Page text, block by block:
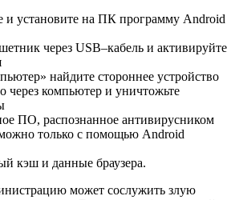
и установите на ПК программу Android
через USB–кабель и активируйте
найдите стороннее устройство
через компьютер и уничтожьте
ПО, распознанное антивирусником
только с помощью Android
кэш и данные браузера.
может сослужить злую